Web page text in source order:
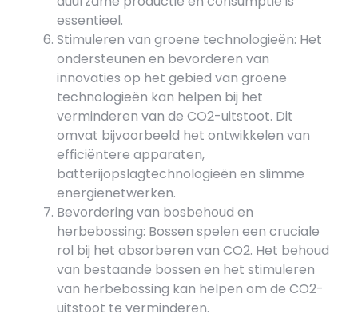
essentieel.
Stimuleren van groene technologieën: Het
ondersteunen en bevorderen van
innovaties op het gebied van groene
technologieën kan helpen bij het
verminderen van de CO2-uitstoot. Dit
omvat bijvoorbeeld het ontwikkelen van
efficiëntere apparaten,
batterijopslagtechnologieën en slimme
energienetwerken.
Bevordering van bosbehoud en
herbebossing: Bossen spelen een cruciale
rol bij het absorberen van CO2. Het behoud
van bestaande bossen en het stimuleren
van herbebossing kan helpen om de CO2-
uitstoot te verminderen.